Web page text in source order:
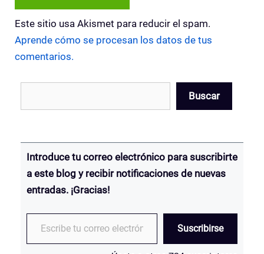
Este sitio usa Akismet para reducir el spam.
Aprende cómo se procesan los datos de tus
comentarios.
Buscar
Introduce tu correo electrónico para suscribirte
a este blog y recibir notificaciones de nuevas
entradas. ¡Gracias!
Escribe tu correo electrónico…
Suscribirse